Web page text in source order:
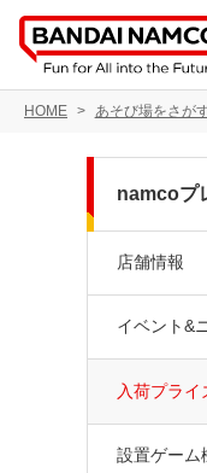
HOME あそび場をさが
namcoプ
店舗情報
イベント&
入荷プライ
設置ゲーム